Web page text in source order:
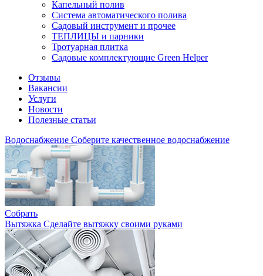
Капельный полив
Система автоматического полива
Садовый инструмент и прочее
ТЕПЛИЦЫ и парники
Тротуарная плитка
Садовые комплектующие Green Helper
Отзывы
Вакансии
Услуги
Новости
Полезные статьи
Водоснабжение Соберите качественное водоснабжение
Собрать
Вытяжка Сделайте вытяжку своими руками